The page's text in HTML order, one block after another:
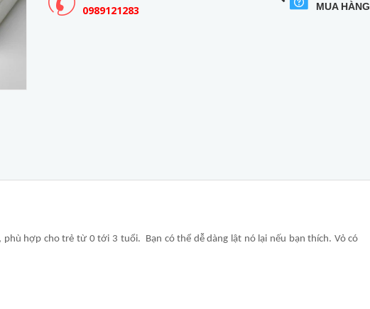
0989121283
MUA HÀNG
phù hợp cho trẻ từ 0 tới 3 tuổi. Bạn có thể dễ dàng lật nó lại nếu bạn thích. Vỏ có